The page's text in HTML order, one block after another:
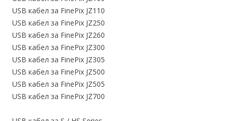
USB кабел за FinePix JZ110
USB кабел за FinePix JZ250
USB кабел за FinePix JZ260
USB кабел за FinePix JZ300
USB кабел за FinePix JZ305
USB кабел за FinePix JZ500
USB кабел за FinePix JZ505
USB кабел за FinePix JZ700